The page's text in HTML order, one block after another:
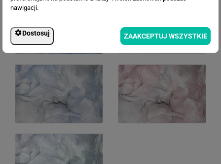
nawigacji.
Dostosuj ZAAKCEPTUJ WSZYSTKIE